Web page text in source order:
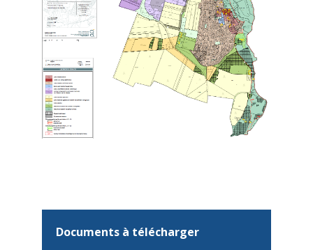
Documents à télécharger